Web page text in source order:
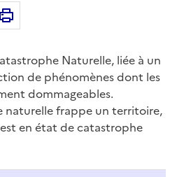
emaildans le presse-papier
Naturelle, liée à un
de phénomènes dont les
dommageables.
naturelle frappe un territoire,
en état de catastrophe